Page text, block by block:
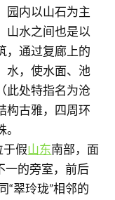
园内以山石为主
山水之间也是以
，通过复廊上的
水，使水面、池
此处特指名为沧
构古雅，四周环
于假山东南部，面
一的旁室，前后
“翠玲珑”相邻的